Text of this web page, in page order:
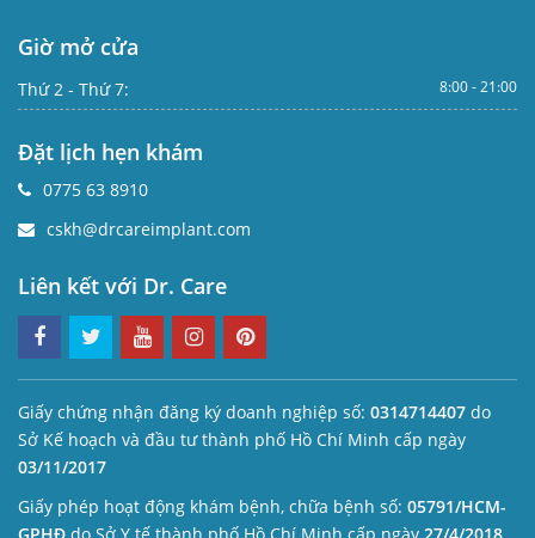
Giờ mở cửa
Thứ 2 - Thứ 7: 8:00 - 21:00
Đặt lịch hẹn khám
0775 63 8910
cskh@drcareimplant.com
Liên kết với Dr. Care
Giấy chứng nhận đăng ký doanh nghiệp số: 0314714407 do
Sở Kế hoạch và đầu tư thành phố Hồ Chí Minh cấp ngày
03/11/2017
Giấy phép hoạt động khám bệnh, chữa bệnh số: 05791/HCM-